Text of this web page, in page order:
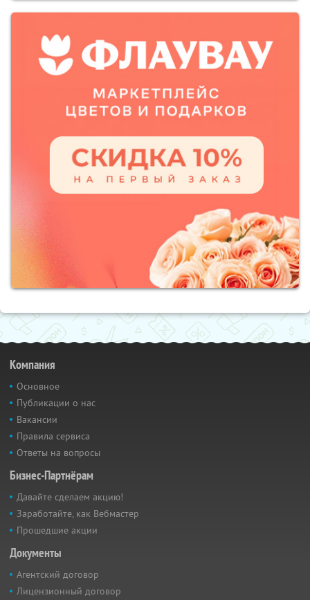
Компания
Основное
Публикации о нас
Вакансии
Правила сервиса
Ответы на вопросы
Бизнес-Партнёрам
Давайте сделаем акцию!
Заработайте, как Вебмастер
Прошедшие акции
Документы
Агентский договор
Лицензионный договор